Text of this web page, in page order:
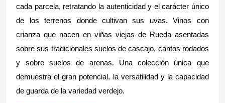
cada parcela, retratando la autenticidad y el carácter único
de los terrenos donde cultivan sus uvas. Vinos con
crianza que nacen en viñas viejas de Rueda asentadas
sobre sus tradicionales suelos de cascajo, cantos rodados
y sobre suelos de arenas. Una colección única que
demuestra el gran potencial, la versatilidad y la capacidad
de guarda de la variedad verdejo.